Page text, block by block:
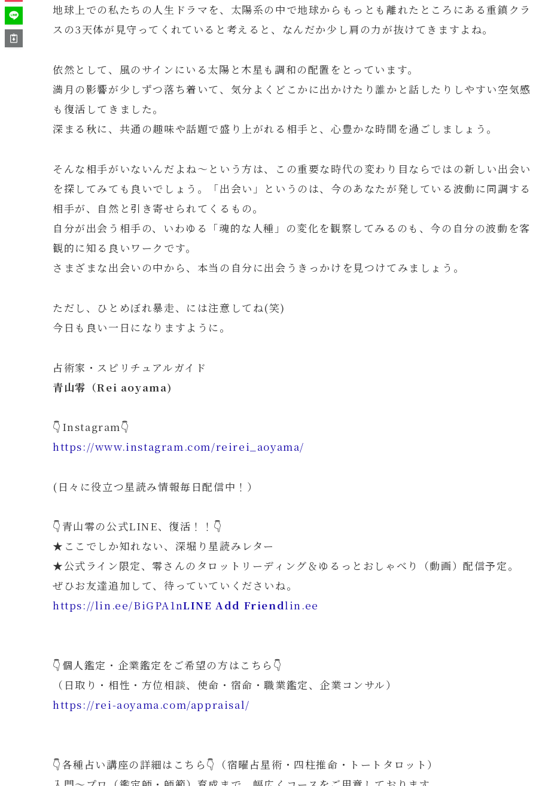
地球上での私たちの人生ドラマを、太陽系の中で地球からもっとも離れたところにある重鎮クラ
スの3天体が見守ってくれていると考えると、なんだか少し肩の力が抜けてきますよね。
依然として、風のサインにいる太陽と木星も調和の配置をとっています。
満月の影響が少しずつ落ち着いて、気分よくどこかに出かけたり誰かと話したりしやすい空気感
も復活してきました。
深まる秋に、共通の趣味や話題で盛り上がれる相手と、心豊かな時間を過ごしましょう。
そんな相手がいないんだよね～という方は、この重要な時代の変わり目ならではの新しい出会い
を探してみても良いでしょう。「出会い」というのは、今のあなたが発している波動に同調する
相手が、自然と引き寄せられてくるもの。
自分が出会う相手の、いわゆる「魂的な人種」の変化を観察してみるのも、今の自分の波動を客
観的に知る良いワークです。
さまざまな出会いの中から、本当の自分に出会うきっかけを見つけてみましょう。
ただし、ひとめぼれ暴走、には注意してね(笑)
今日も良い一日になりますように。
占術家・スピリチュアルガイド
青山零（Rei aoyama)
👇Instagram👇
https://www.instagram.com/reirei_aoyama/
(日々に役立つ星読み情報毎日配信中！）
👇青山零の公式LINE、復活！！👇
★ここでしか知れない、深堀り星読みレター
★公式ライン限定、零さんのタロットリーディング＆ゆるっとおしゃべり（動画）配信予定。
ぜひお友達追加して、待っていていくださいね。
https://lin.ee/BiGPA1nLINE Add Friendlin.ee
👇個人鑑定・企業鑑定をご希望の方はこちら👇
（日取り・相性・方位相談、使命・宿命・職業鑑定、企業コンサル）
https://rei-aoyama.com/appraisal/
👇各種占い講座の詳細はこちら👇（宿曜占星術・四柱推命・トートタロット）